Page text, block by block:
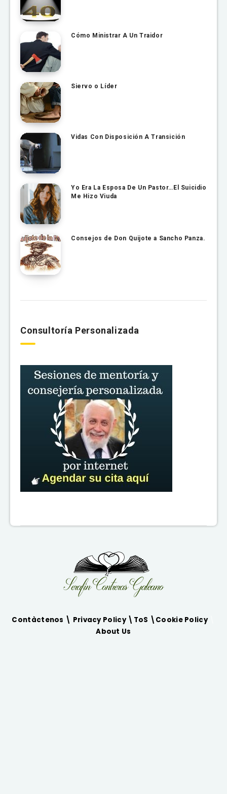
Cómo Ministrar A Un Traidor
Siervo o Líder
Vidas Con Disposición A Transición
Yo Era La Esposa De Un Pastor…El Suicidio
Me Hizo Viuda
Consejos de Don Quijote a Sancho Panza.
Consultoría Personalizada
Contàctenos \ Privacy Policy \ ToS \ Cookie Policy\
About Us